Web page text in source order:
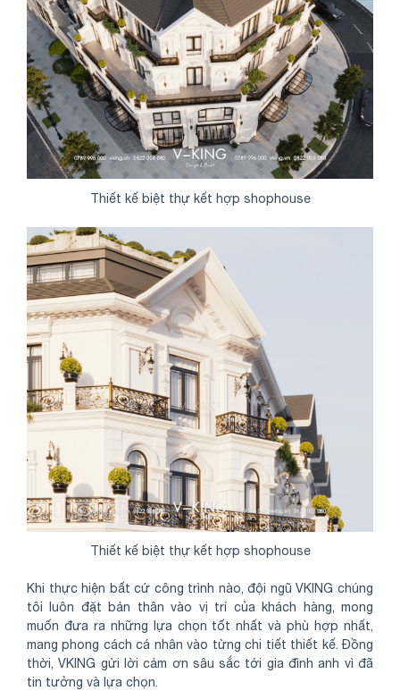
Thiết kế biệt thự kết hợp shophouse
Thiết kế biệt thự kết hợp shophouse
Khi thực hiện bất cứ công trình nào, đội ngũ VKING chúng
tôi luôn đặt bản thân vào vị trí của khách hàng, mong
muốn đưa ra những lựa chọn tốt nhất và phù hợp nhất,
mang phong cách cá nhân vào từng chi tiết thiết kế. Đồng
thời, VKING gửi lời cảm ơn sâu sắc tới gia đình anh vì đã
tin tưởng và lựa chọn.